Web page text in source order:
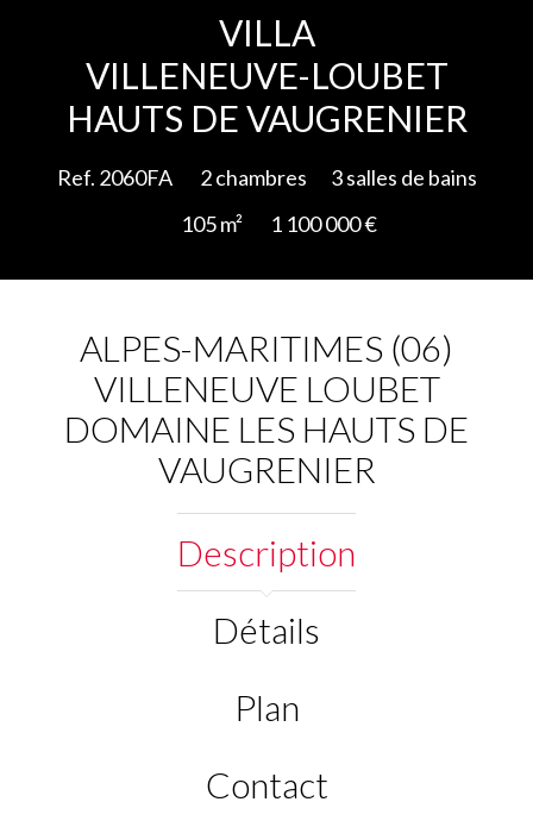
VILLA
VILLENEUVE-LOUBET
HAUTS DE VAUGRENIER
Ref. 2060FA 2 chambres
3 salles de bains
105 m²
1 100 000 €
ALPES-MARITIMES (06)
VILLENEUVE LOUBET
DOMAINE LES HAUTS DE
VAUGRENIER
Description
Détails
Plan
Contact